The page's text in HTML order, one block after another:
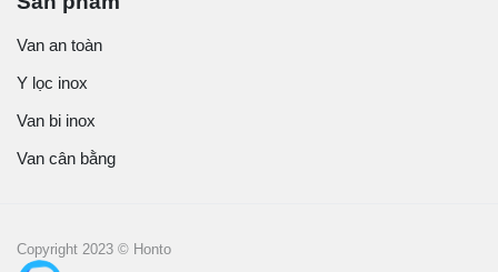
Van an toàn
Y lọc inox
Van bi inox
Van cân bằng
Copyright 2023 © Honto